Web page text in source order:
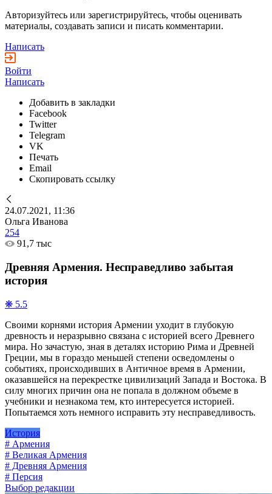
Авторизуйтесь или зарегистрируйтесь, чтобы оценивать
материалы, создавать записи и писать комментарии.
Написать
Войти
Написать
Добавить в закладки
Facebook
Twitter
Telegram
VK
Печать
Email
Скопировать ссылку
24.07.2021, 11:36
Ольга Иванова
254
91,7 тыс
Древняя Армения. Несправедливо забытая
история
❋ 5.5
Своими корнями история Армении уходит в глубокую
древность и неразрывно связана с историей всего Древнего
мира. Но зачастую, зная в деталях историю Рима и Древней
Греции, мы в гораздо меньшей степени осведомлены о
событиях, происходивших в Античное время в Армении,
оказавшейся на перекрестке цивилизаций Запада и Востока. В
силу многих причин она не попала в должном объеме в
учебники и незнакома тем, кто интересуется историей.
Попытаемся хоть немного исправить эту несправедливость.
История
# Армения
# Великая Армения
# Древняя Армения
# Персия
Выбор редакции